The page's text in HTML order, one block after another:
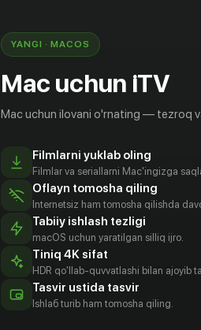
YANGI · MACOS
Mac uchun iTV
Mac uchun ilovani o'rnating — tezroq
Filmlarni yuklab oling
Filmlar va seriallarni Mac'ingizga
Oflayn tomosha qiling
Internetsiz ham tomosha qilishda
Tabiiy ishlash tezligi
macOS uchun yaratilgan silliq ijro.
Tiniq 4K sifat
HDR qo'llab-quvvatlashi bilan ajoyib
Tasvir ustida tasvir
Ishlаб turib ham tomosha qiling.